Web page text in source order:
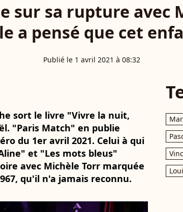
sur sa rupture avec
a pensé que cet
Publié le 1 avril 2021 à 08:32
sort le livre "Vivre la nuit,
"Paris Match" en publie
du 1er avril 2021. Celui à qui
et "Les mots bleus"
avec Michèle Torr marquée
qu'il n'a jamais reconnu.